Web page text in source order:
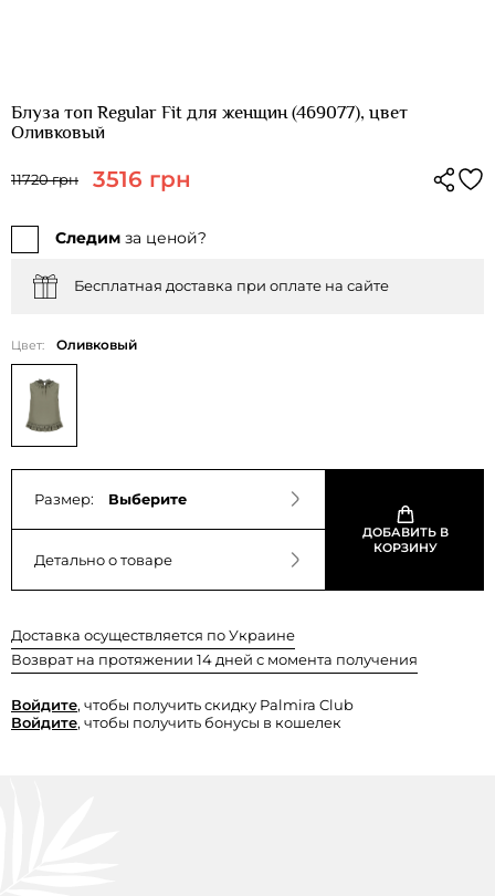
Блуза топ Regular Fit для женщин (469077), цвет
Оливковый
11720 грн 3516 грн
Следим за ценой?
Бесплатная доставка при оплате на сайте
Цвет: Оливковый
Размер: Выберите
Детально о товаре
ДОБАВИТЬ В
КОРЗИНУ
Доставка осуществляется по Украине
Возврат на протяжении 14 дней с момента получения
Войдите, чтобы получить скидку Palmira Club
Войдите, чтобы получить бонусы в кошелек